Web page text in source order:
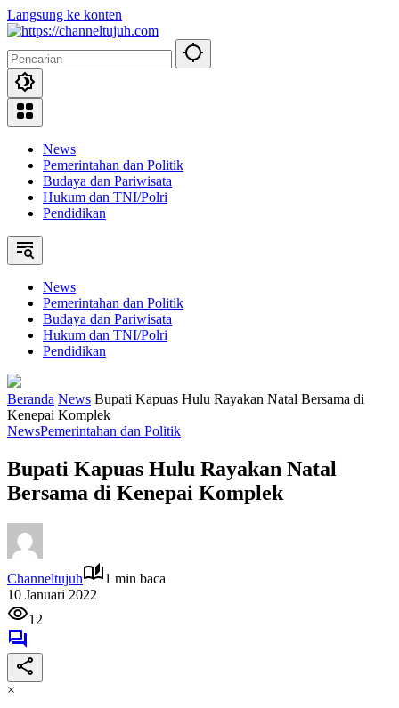
Langsung ke konten
News
Pemerintahan dan Politik
Budaya dan Pariwisata
Hukum dan TNI/Polri
Pendidikan
News
Pemerintahan dan Politik
Budaya dan Pariwisata
Hukum dan TNI/Polri
Pendidikan
Beranda News Bupati Kapuas Hulu Rayakan Natal Bersama di
Kenepai Komplek
NewsPemerintahan dan Politik
Bupati Kapuas Hulu Rayakan Natal
Bersama di Kenepai Komplek
Channeltujuh
1 min baca
10 Januari 2022
12
×